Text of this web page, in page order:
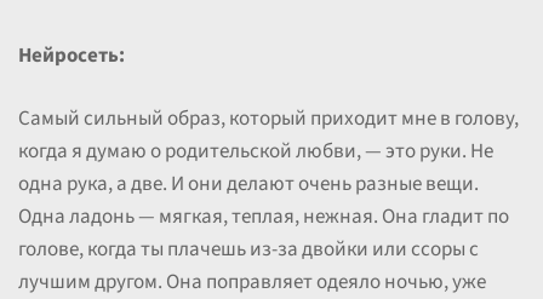
Нейросеть:
Самый сильный образ, который приходит мне в голову,
когда я думаю о родительской любви, — это руки. Не
одна рука, а две. И они делают очень разные вещи.
Одна ладонь — мягкая, теплая, нежная. Она гладит по
голове, когда ты плачешь из-за двойки или ссоры с
лучшим другом. Она поправляет одеяло ночью, уже